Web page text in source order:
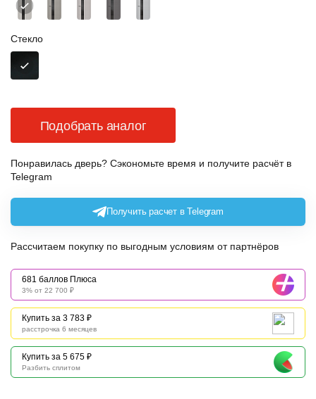
Стекло
Подобрать аналог
Понравилась дверь? Сэкономьте время и получите расчёт в
Telegram
Получить расчет в Telegram
Рассчитаем покупку по выгодным условиям от партнёров
681 баллов Плюса
3% от 22 700 ₽
Купить за 3 783 ₽
расстрочка 6 месяцев
Купить за 5 675 ₽
Разбить сплитом